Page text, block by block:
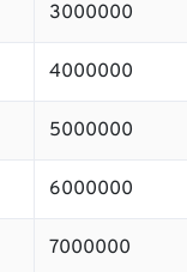
3000000
4000000
5000000
6000000
7000000